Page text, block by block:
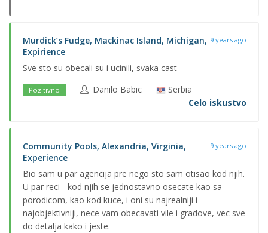
Murdick’s Fudge, Mackinac Island, Michigan,
Expirience
9 years ago
Sve sto su obecali su i ucinili, svaka cast
Pozitivno Danilo Babic
Serbia
Celo iskustvo
Community Pools, Alexandria, Virginia,
Experience
9 years ago
Bio sam u par agencija pre nego sto sam otisao kod njih.
U par reci - kod njih se jednostavno osecate kao sa
porodicom, kao kod kuce, i oni su najrealniji i
najobjektivniji, nece vam obecavati vile i gradove, vec sve
do detalja kako i jeste.